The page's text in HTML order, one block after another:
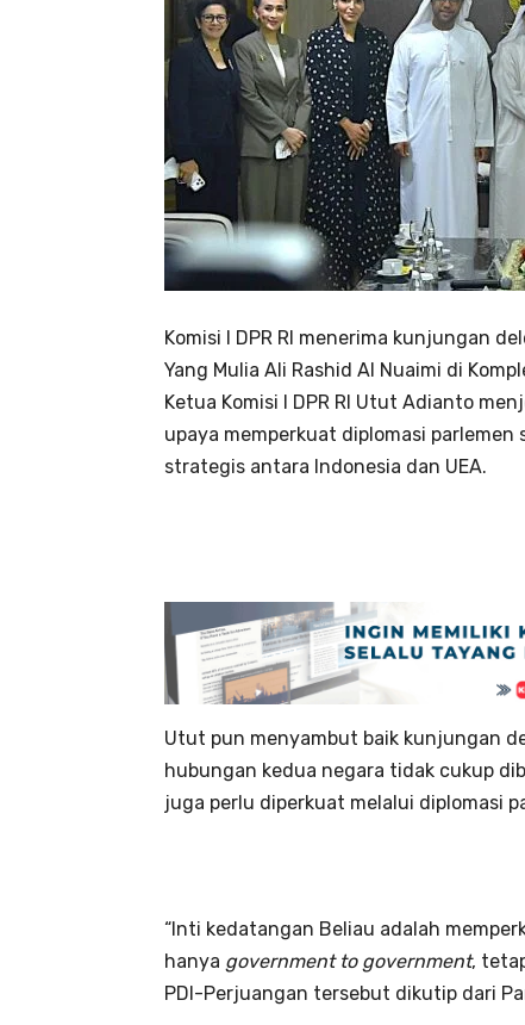
Komisi I DPR RI menerima kunjungan
Yang Mulia Ali Rashid Al Nuaimi di
Ketua Komisi I DPR RI Utut Adianto
upaya memperkuat diplomasi
strategis antara Indonesia dan UEA.
Utut pun menyambut baik kunjungan
hubungan kedua negara tidak cukup
juga perlu diperkuat melalui diplomasi
“Inti kedatangan Beliau adalah
hanya government to government,
PDI-Perjuangan tersebut dikutip dari